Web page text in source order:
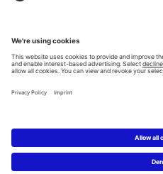
Facebook
Pinterest
Flickr
Copyright © 2026 Duravit AG